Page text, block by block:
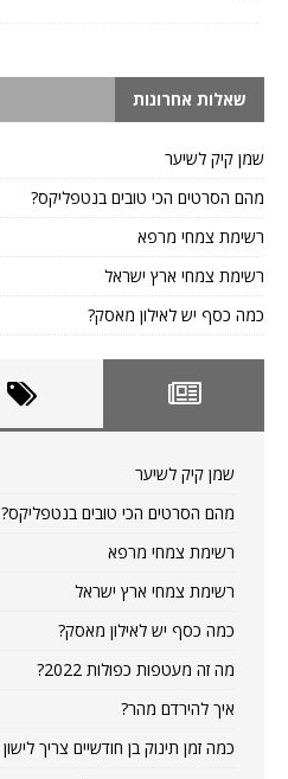
שאלות אחרונות
שמן קיק לשיער
מהם הסרטים הכי טובים בנטפליקס?
רשימת צמחי מרפא
רשימת צמחי ארץ ישראל
כמה כסף יש לאילון מאסק?
שמן קיק לשיער
מהם הסרטים הכי טובים בנטפליקס?
רשימת צמחי מרפא
רשימת צמחי ארץ ישראל
כמה כסף יש לאילון מאסק?
מה זה מעטפות כפולות 2022?
איך להירדם מהר?
כמה זמן תינוק בן חודשיים צריך לישון